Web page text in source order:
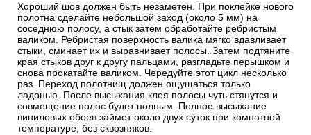
Хороший шов должен быть незаметен. При поклейке нового
полотна сделайте небольшой заход (около 5 мм) на
соседнюю полосу, а стык затем обработайте ребристым
валиком. Ребристая поверхность валика мягко вдавливает
стыки, сминает их и выравнивает полосы. Затем подтяните
края стыков друг к другу пальцами, разгладьте перышком и
снова прокатайте валиком. Чередуйте этот цикл несколько
раз. Переход полотнищ должен ощущаться только
ладонью. После высыхания клея полосы чуть стянутся и
совмещение полос будет полным. Полное высыхание
виниловых обоев займет около двух суток при комнатной
температуре, без сквозняков.